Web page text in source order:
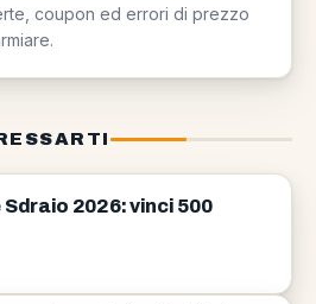
coupon ed errori di prezzo
2026: vinci 500